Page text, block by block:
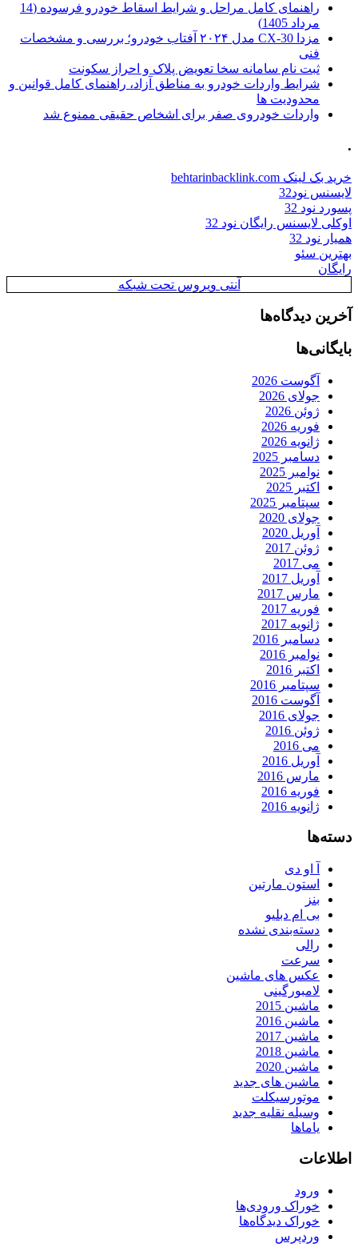
راهنمای کامل مراحل و شرایط اسقاط خودرو فرسوده (14
مرداد 1405)
مزدا CX-30 مدل ۲۰۲۴ آفتاب خودرو؛ بررسی و مشخصات
فنی
ثبت نام سامانه سخا تعویض پلاک و احراز سکونت
شرایط واردات خودرو به مناطق آزاد، راهنمای کامل قوانین و
محدودیت ها
واردات خودروی صفر برای اشخاص حقیقی ممنوع شد
.
خرید بک لینک behtarinbacklink.com
لایسنس نود32
پسورد نود 32
اوکلی لایسنس رایگان نود 32
همیار نود 32
بهترین سئو
رایگان
آنتی ویروس تحت شبکه
آخرین دیدگاه‌ها
بایگانی‌ها
آگوست 2026
جولای 2026
ژوئن 2026
فوریه 2026
ژانویه 2026
دسامبر 2025
نوامبر 2025
اکتبر 2025
سپتامبر 2025
جولای 2020
آوریل 2020
ژوئن 2017
می 2017
آوریل 2017
مارس 2017
فوریه 2017
ژانویه 2017
دسامبر 2016
نوامبر 2016
اکتبر 2016
سپتامبر 2016
آگوست 2016
جولای 2016
ژوئن 2016
می 2016
آوریل 2016
مارس 2016
فوریه 2016
ژانویه 2016
دسته‌ها
آ او دی
استون مارتین
بنز
بی ام دبلیو
دسته‌بندی نشده
رالی
سرعت
عکس های ماشین
لامبورگینی
ماشین 2015
ماشین 2016
ماشین 2017
ماشین 2018
ماشین 2020
ماشین های جدید
موتورسیکلت
وسیله نقلیه جدید
یاماها
اطلاعات
ورود
خوراک ورودی‌ها
خوراک دیدگاه‌ها
وردپرس